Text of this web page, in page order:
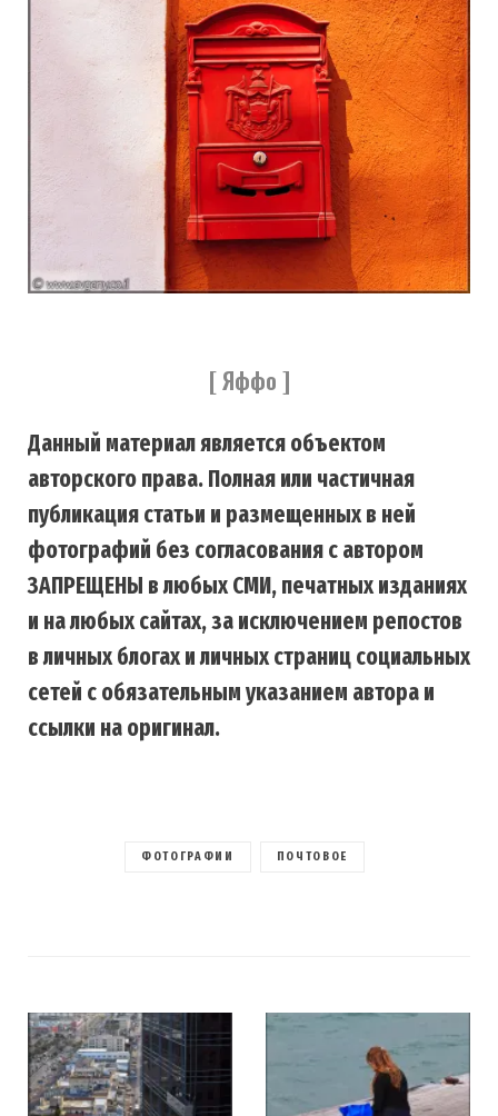
[ Яффо ]
Данный материал является объектом
авторского права. Полная или частичная
публикация статьи и размещенных в ней
фотографий без согласования с автором
ЗАПРЕЩЕНЫ в любых СМИ, печатных изданиях
и на любых сайтах, за исключением репостов
в личных блогах и личных страниц социальных
сетей с обязательным указанием автора и
ссылки на оригинал.
ФОТОГРАФИИ ПОЧТОВОЕ